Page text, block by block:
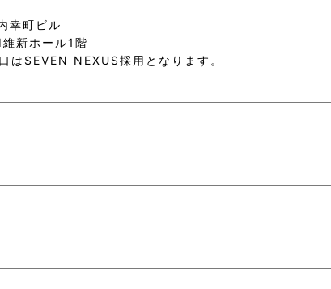
幸町ビル
新ホール1階
SEVEN NEXUS採用となります。